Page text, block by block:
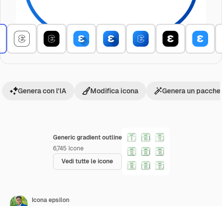
Generic gradient outline
6,745 Icone
Vedi tutte le icone
Genera con l'IA Modifica icona Genera un
Icona epsilon